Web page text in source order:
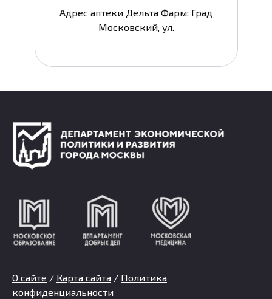
Адрес аптеки Дельта Фарм: Град
Московский, ул.
О сайте / Карта сайта / Политика
конфиденциальности